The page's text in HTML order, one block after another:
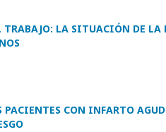
TRABAJO: LA SITUACIÓN DE LA
PACIENTES CON INFARTO